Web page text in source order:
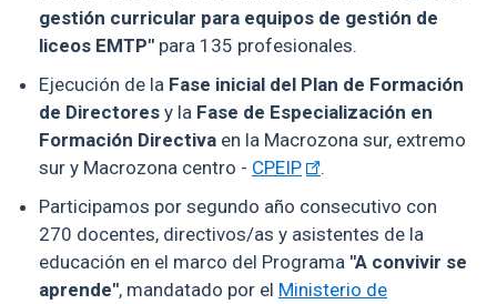
gestión curricular para equipos de gestión de
liceos EMTP" para 135 profesionales.
Ejecución de la Fase inicial del Plan de Formación
de Directores y la Fase de Especialización en
Formación Directiva en la Macrozona sur, extremo
sur y Macrozona centro - CPEIP
.
Participamos por segundo año consecutivo con
270 docentes, directivos/as y asistentes de la
educación en el marco del Programa "A convivir se
aprende", mandatado por el Ministerio de